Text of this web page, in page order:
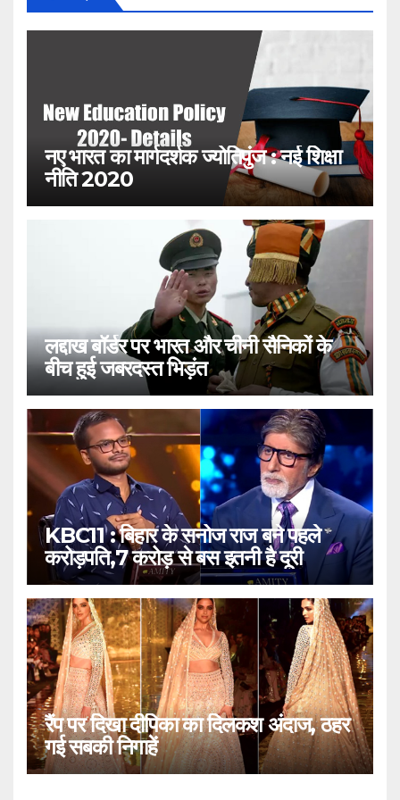
नए भारत का मार्गदर्शक ज्योतिपुंज : नई शिक्षा
नीति 2020
लद्दाख बॉर्डर पर भारत और चीनी सैनिकों के
बीच हुई जबरदस्त भिड़ंत
KBC11 : बिहार के सनोज राज बने पहले
करोड़पति,7 करोड़ से बस इतनी है दूरी
रैंप पर दिखा दीपिका का दिलकश अंदाज, ठहर
गई सबकी निगाहें